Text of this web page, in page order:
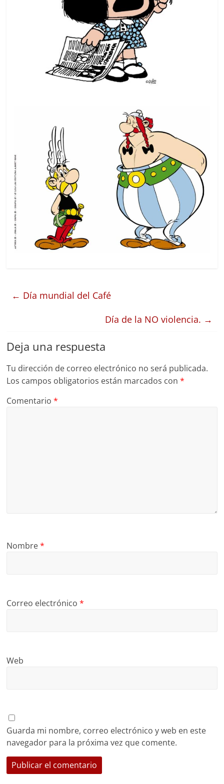
← Día mundial del Café
Día de la NO violencia. →
Deja una respuesta
Tu dirección de correo electrónico no será publicada.
Los campos obligatorios están marcados con*
Comentario*
Nombre*
Correo electrónico*
Web
Guarda mi nombre, correo electrónico y web en este
navegador para la próxima vez que comente.